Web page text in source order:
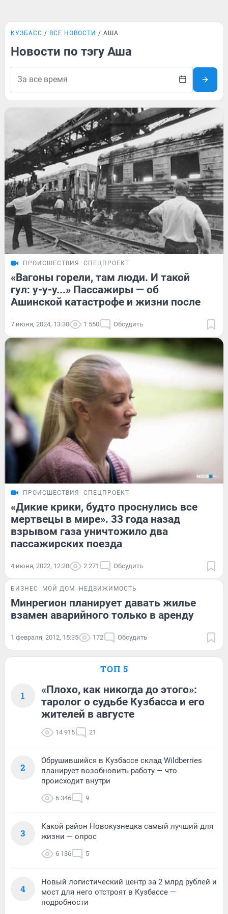
КУЗБАСС ВСЕ НОВОСТИ АША
Новости по тэгу Аша
ПРОИСШЕСТВИЯ СПЕЦПРОЕКТ
«Вагоны горели, там люди. И такой
гул: у-у-у...» Пассажиры — об
Ашинской катастрофе и жизни после
7 июня, 2024, 13:30 1 550 Обсудить
ПРОИСШЕСТВИЯ СПЕЦПРОЕКТ
«Дикие крики, будто проснулись все
мертвецы в мире». 33 года назад
взрывом газа уничтожило два
пассажирских поезда
4 июня, 2022, 12:20 2 271 Обсудить
БИЗНЕС МОЙ ДОМ НЕДВИЖИМОСТЬ
Минрегион планирует давать жилье
взамен аварийного только в аренду
1 февраля, 2012, 15:35 172 Обсудить
ТОП 5
1
«Плохо, как никогда до этого»:
таролог о судьбе Кузбасса и его
жителей в августе
14 915 21
2
Обрушившийся в Кузбассе склад Wildberries
планирует возобновить работу — что
происходит внутри
6 346 9
3
Какой район Новокузнецка самый лучший для
жизни — опрос
6 136 5
4
Новый логистический центр за 2 млрд рублей и
мост для него отстроят в Кузбассе —
подробности